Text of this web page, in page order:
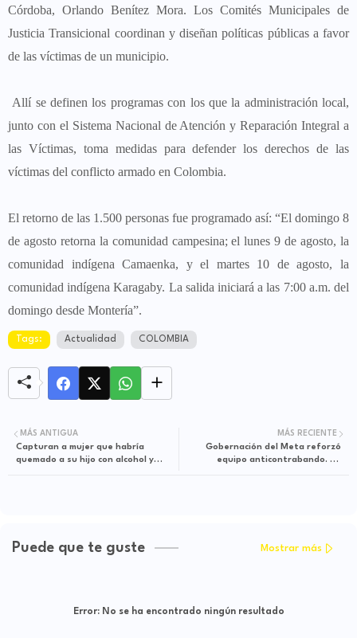
Córdoba, Orlando Benítez Mora. Los Comités Municipales de
Justicia Transicional coordinan y diseñan políticas públicas a favor
de las víctimas de un municipio.
Allí se definen los programas con los que la administración local,
junto con el Sistema Nacional de Atención y Reparación Integral a
las Víctimas, toma medidas para defender los derechos de las
víctimas del conflicto armado en Colombia.
El retorno de las 1.500 personas fue programado así: “El domingo 8
de agosto retorna la comunidad campesina; el lunes 9 de agosto, la
comunidad indígena Camaenka, y el martes 10 de agosto, la
comunidad indígena Karagaby. La salida iniciará a las 7:00 a.m. del
domingo desde Montería”.
Tags: Actualidad COLOMBIA
MÁS RECIENTE
Gobernación del Meta reforzó
equipo anticontrabando. Se
MÁS ANTIGUA
Capturan a mujer que habría
quemado a su hijo con alcohol y
Puede que te guste Mostrar más
Error:No se ha encontrado ningún resultado